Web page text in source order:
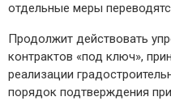
отдельные меры
Продолжит действовать
контрактов «под ключ»,
реализации
порядок подтверждения